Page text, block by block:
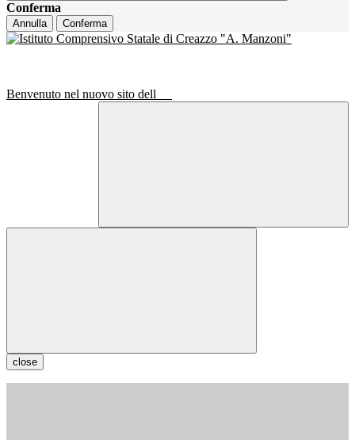
Conferma
Annulla Conferma
Benvenuto nel nuovo sito dell
close